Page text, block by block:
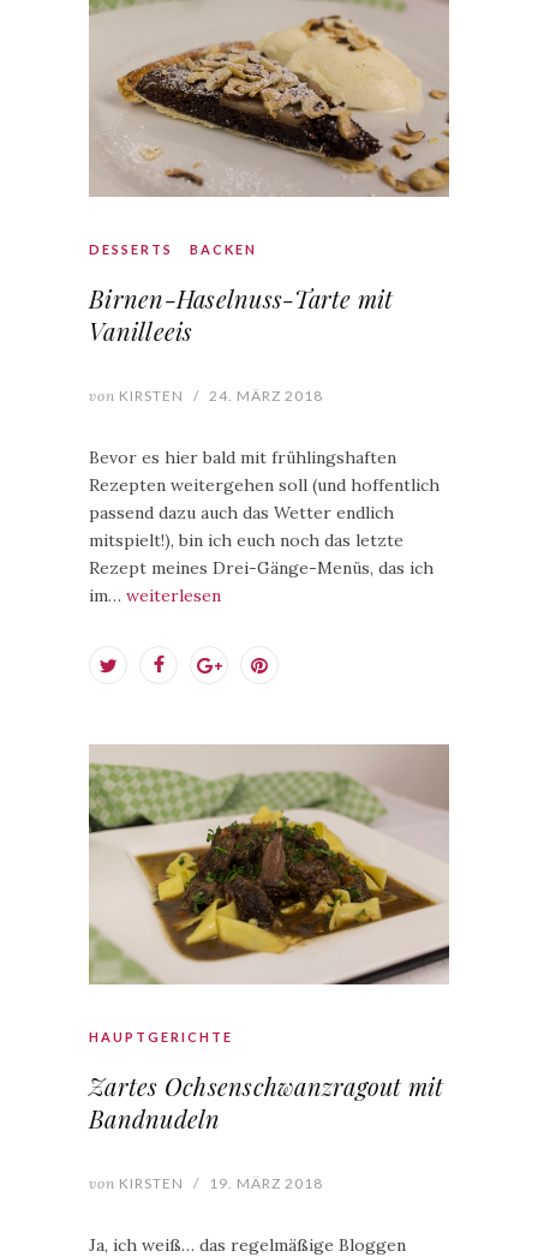
DESSERTS BACKEN
Birnen-Haselnuss-Tarte mit
Vanilleeis
von KIRSTEN / 24. MÄRZ 2018
Bevor es hier bald mit frühlingshaften
Rezepten weitergehen soll (und hoffentlich
passend dazu auch das Wetter endlich
mitspielt!), bin ich euch noch das letzte
Rezept meines Drei-Gänge-Menüs, das ich
im… weiterlesen
HAUPTGERICHTE
Zartes Ochsenschwanzragout mit
Bandnudeln
von KIRSTEN / 19. MÄRZ 2018
Ja, ich weiß… das regelmäßige Bloggen